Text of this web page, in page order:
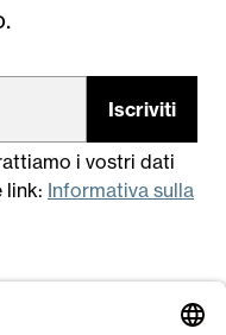
Iscriviti
i vostri dati
link: Informativa sulla